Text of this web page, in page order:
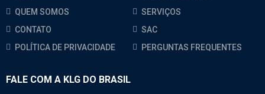
QUEM SOMOS
SERVIÇOS
CONTATO
SAC
POLÍTICA DE PRIVACIDADE
PERGUNTAS FREQUENTES
FALE COM A KLG DO BRASIL